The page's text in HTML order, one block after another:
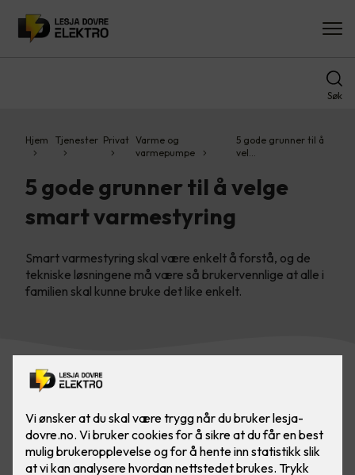
Søk
Hjem Tjenester Privat Varme og
varmepumpe
5 gode grunner til å
vel…
5 gode grunner til å velge
smart varmestyring
Smart varmestyring skal være enkelt å forstå, og de
tekniske løsningene må være så brukervennlige at alle i
familien skal kunne bruke det like enkelt.